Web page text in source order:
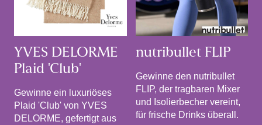
YVES DELORME
Plaid 'Club'
Gewinne ein luxuriöses
Plaid 'Club' von YVES
DELORME, gefertigt aus
nutribullet FLIP
Gewinne den nutribullet
FLIP, der tragbaren Mixer
und Isolierbecher vereint,
für frische Drinks überall.